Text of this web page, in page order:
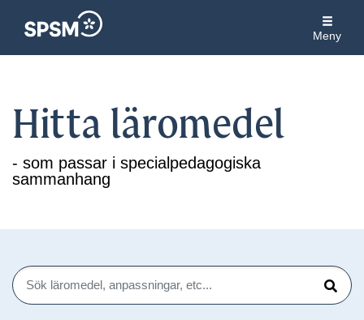
Meny
Hitta läromedel
- som passar i specialpedagogiska
sammanhang
Sök
Sök